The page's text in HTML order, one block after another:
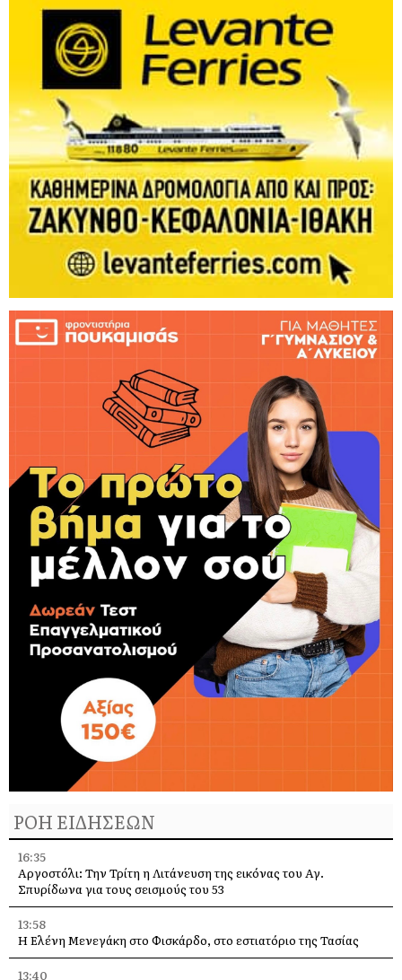
ΡΟΗ ΕΙΔΗΣΕΩΝ
16:35
Αργοστόλι: Την Τρίτη η Λιτάνευση της εικόνας του Αγ.
Σπυρίδωνα για τους σεισμούς του 53
13:58
Η Ελένη Μενεγάκη στο Φισκάρδο, στο εστιατόριο της Τασίας
13:40